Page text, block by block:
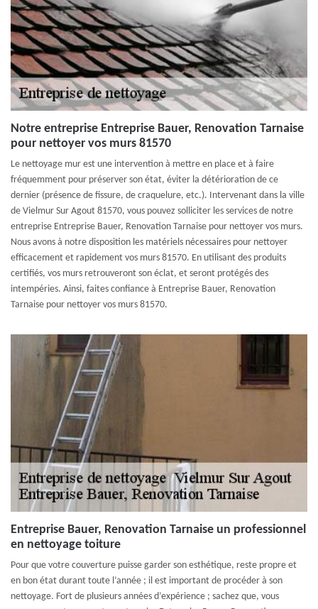
Notre entreprise Entreprise Bauer, Renovation Tarnaise
pour nettoyer vos murs 81570
Le nettoyage mur est une intervention à mettre en place et à faire
fréquemment pour préserver son état, éviter la détérioration de ce
dernier (présence de fissure, de craquelure, etc.). Intervenant dans la ville
de Vielmur Sur Agout 81570, vous pouvez solliciter les services de notre
entreprise Entreprise Bauer, Renovation Tarnaise pour nettoyer vos murs.
Nous avons à notre disposition les matériels nécessaires pour nettoyer
efficacement et rapidement vos murs 81570. En utilisant des produits
certifiés, vos murs retrouveront son éclat, et seront protégés des
intempéries. Ainsi, faites confiance à Entreprise Bauer, Renovation
Tarnaise pour nettoyer vos murs 81570.
Entreprise Bauer, Renovation Tarnaise un professionnel
en nettoyage toiture
Pour que votre couverture puisse garder son esthétique, reste propre et
en bon état durant toute l’année ; il est important de procéder à son
nettoyage. Fort de plusieurs années d’expérience ; sachez que, vous